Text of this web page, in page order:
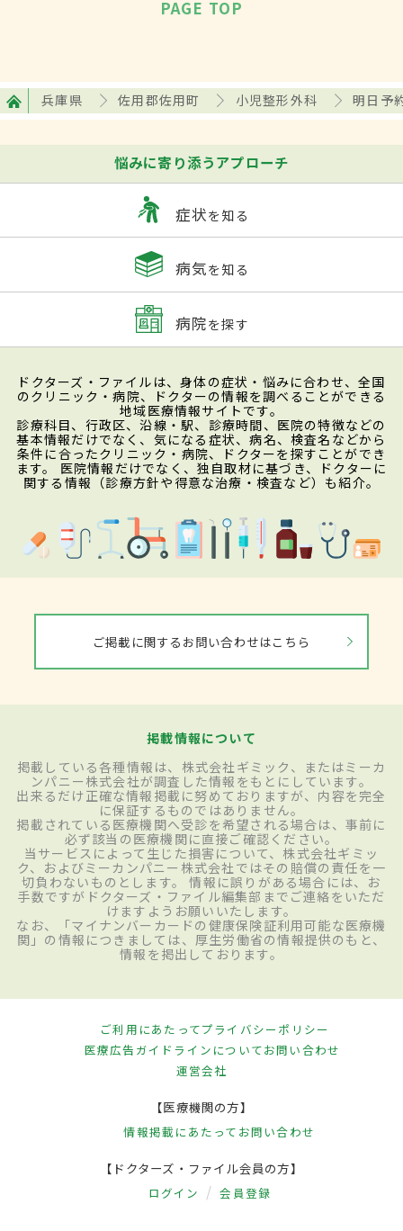
PAGE TOP
兵庫県 佐用郡佐用町 小児整形外科 明日予
悩みに寄り添うアプローチ
症状を知る
病気を知る
病院を探す
ドクターズ・ファイルは、身体の症状・悩みに合わせ、全国
のクリニック・病院、ドクターの情報を調べることができる
地域医療情報サイトです。
診療科目、行政区、沿線・駅、診療時間、医院の特徴などの
基本情報だけでなく、気になる症状、病名、検査名などから
条件に合ったクリニック・病院、ドクターを探すことができ
ます。 医院情報だけでなく、独自取材に基づき、ドクターに
関する情報（診療方針や得意な治療・検査など）も紹介。
ご掲載に関するお問い合わせはこちら
掲載情報について
掲載している各種情報は、株式会社ギミック、またはミーカ
ンパニー株式会社が調査した情報をもとにしています。
出来るだけ正確な情報掲載に努めておりますが、内容を完全
に保証するものではありません。
掲載されている医療機関へ受診を希望される場合は、事前に
必ず該当の医療機関に直接ご確認ください。
当サービスによって生じた損害について、株式会社ギミッ
ク、およびミーカンパニー株式会社ではその賠償の責任を一
切負わないものとします。 情報に誤りがある場合には、お
手数ですがドクターズ・ファイル編集部までご連絡をいただ
けますようお願いいたします。
なお、「マイナンバーカードの健康保険証利用可能な医療機
関」の情報につきましては、厚生労働省の情報提供のもと、
情報を掲出しております。
ご利用にあたってプライバシーポリシー
医療広告ガイドラインについてお問い合わせ
運営会社
【医療機関の方】
情報掲載にあたって お問い合わせ
【ドクターズ・ファイル会員の方】
ログイン 会員登録